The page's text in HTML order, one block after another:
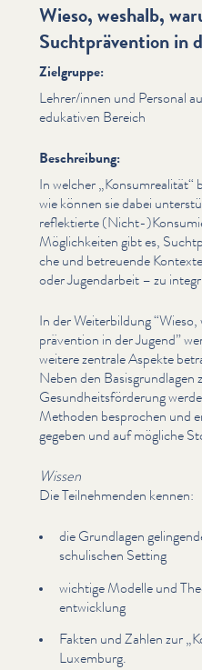
Wieso, weshalb,
Suchtprävention in
Zielgruppe:
Lehrer/​innen und Personal
edukativen Bereich
Beschreibung:
In welcher„Kon­sum­re­al­ität“
wie können sie dabei
reflek­tierte (Nicht-
Möglichkeit­en gibt es,
che und betreuende
oder Jugen­dar­beit – zu
In der Weit­er­bil­dung“
präven­tion in der Jugend”
weitere zentrale Aspekte
Neben den
Gesund­heits­förderung
Methoden besprochen und
gegeben und auf mögliche
Wissen
Die Teil­nehmenden kennen:
die Grundlagen
schulischen Setting
wichtige Modelle und
en­twick­lung
Fakten und Zahlen zur„
Luxemburg.